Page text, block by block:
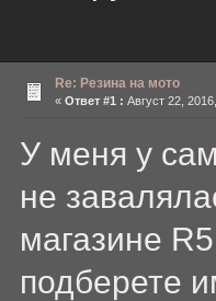
Re: Резина на мото
« Ответ #1 : Август 22,
У меня у
не
магазине
подберете